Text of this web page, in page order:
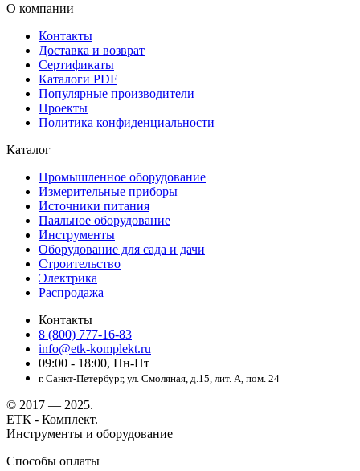
О компании
Контакты
Доставка и возврат
Сертификаты
Каталоги PDF
Популярные производители
Проекты
Политика конфиденциальности
Каталог
Промышленное оборудование
Измерительные приборы
Источники питания
Паяльное оборудование
Инструменты
Оборудование для сада и дачи
Строительство
Электрика
Распродажа
Контакты
8 (800) 777-16-83
info@etk-komplekt.ru
09:00 - 18:00, Пн-Пт
г. Санкт-Петербург, ул. Смоляная, д.15, лит. А, пом. 24
© 2017 — 2025.
ЕТК - Комплект.
Инструменты и оборудование
Способы оплаты